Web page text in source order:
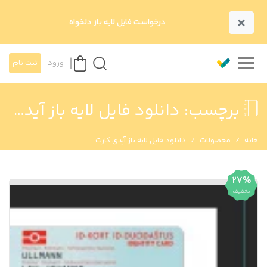
× درخواست فایل لایه باز دلخواه
ورود ثبت نام
برچسب: دانلود فایل لایه باز آیدی کارت
خانه محصولات دانلود فایل لایه باز آیدی کارت
27%
تخفیف